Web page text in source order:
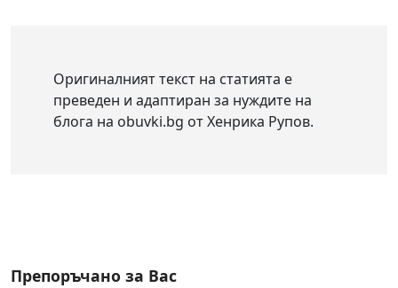
Оригиналният текст на статията е
преведен и адаптиран за нуждите на
блога на obuvki.bg от Хенрика Рупов.
Препоръчано за Вас